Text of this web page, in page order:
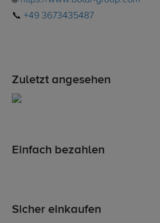
📞 +49 3673435487
Zuletzt angesehen
Einfach bezahlen
Sicher einkaufen